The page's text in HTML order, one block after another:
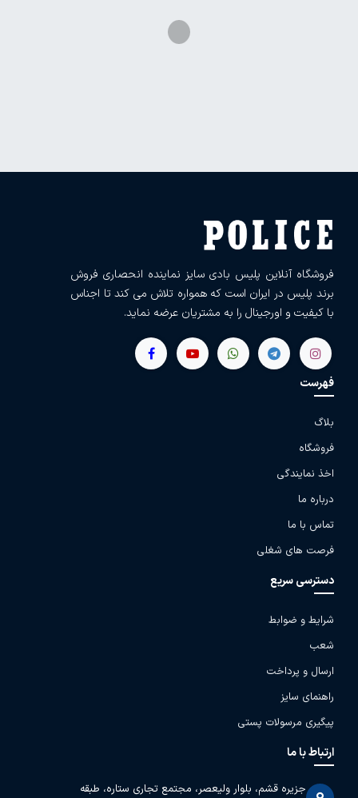
فروشگاه آنلاین پلیس بادی سایز نماینده انحصاری فروش
برند پلیس در ایران است که همواره تلاش می کند تا اجناس
با کیفیت و اورجینال را به مشتریان عرضه نماید.
فهرست
بلاگ
فروشگاه
اخذ نمایندگی
درباره ما
تماس با ما
فرصت های شغلی
دسترسی سریع
شرایط و ضوابط
شعب
ارسال و پرداخت
راهنمای سایز
پیگیری مرسولات پستی
ارتباط با ما
جزیره قشم، بلوار ولیعصر، مجتمع تجاری ستاره، طبقه